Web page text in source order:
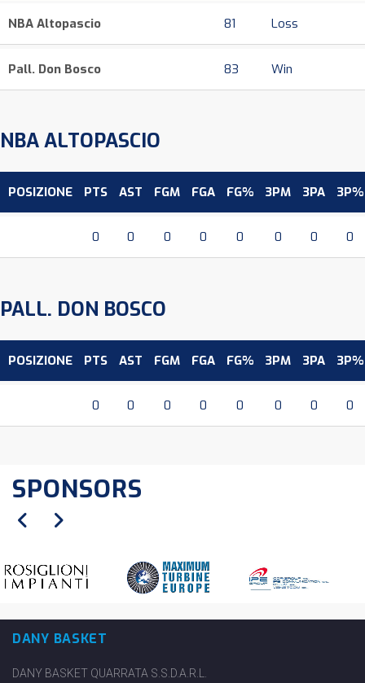
NBA Altopascio 81 Loss
Pall. Don Bosco 83 Win
NBA ALTOPASCIO
POSIZIONE PTS AST FGM FGA FG% 3PM 3PA 3P%
0 0 0 0 0 0 0 0
PALL. DON BOSCO
POSIZIONE PTS AST FGM FGA FG% 3PM 3PA 3P%
0 0 0 0 0 0 0 0
SPONSORS
DANY BASKET
DANY BASKET QUARRATA S.S.D.A.R.L.